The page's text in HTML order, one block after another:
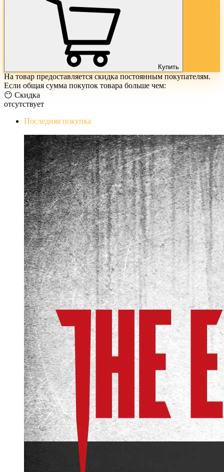
Купить
На товар предоставляется скидка постоянным покупателям.
Если общая сумма покупок товара больше чем:
😶 Скидка
отсутствует
Последняя покупка